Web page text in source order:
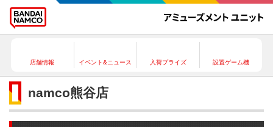
店舗情報 イベント&ニュース 入荷プライズ 設置ゲーム機
namco熊谷店